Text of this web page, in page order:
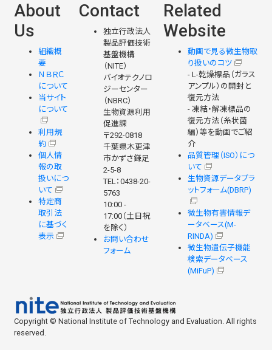
About
Us
組織概
要
ＮＢＲＣ
について
当サイト
について
利用規
約
個人情
報の取
扱いにつ
いて
特定商
取引法
に基づく
表示
Contact
独立行政法人
製品評価技術
基盤機構
（NITE）
バイオテクノロ
ジーセンター
（NBRC）
生物資源利用
促進課
〒292-0818
千葉県木更津
市かずさ鎌足
2-5-8
TEL：0438-20-
5763
10:00 -
17:00（土日祝
を除く）
お問い合わせ
フォーム
Related
Website
動画で見る微生物取
り扱いのコツ
- L-乾燥標品（ガラス
アンプル）の開封と
復元方法
- 凍結・解凍標品の
復元方法（糸状菌
編）等を動画でご紹
介
品質管理（ISO）につ
いて
生物資源データプラ
ットフォーム(DBRP)
微生物有害情報デ
ータベース(M-
RINDA)
微生物遺伝子機能
検索データベース
(MiFuP)
Copyright © National Institute of Technology and Evaluation. All rights
reserved.